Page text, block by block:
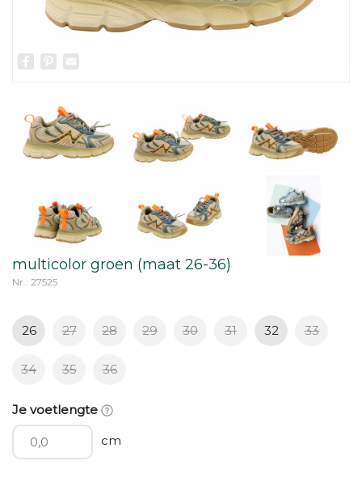
Facebook
Pinterest
multicolor groen (maat 26-36)
Nr.: 27525
26 27 28 29 30 31 32 33
34 35 36
Je voetlengte
cm